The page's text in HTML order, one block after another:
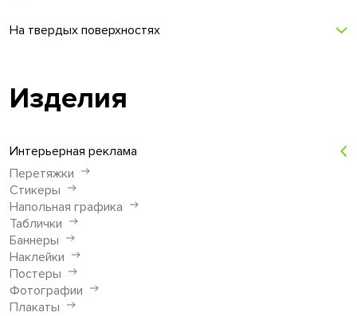
На твердых поверхностях
Изделия
Интерьерная реклама
Перетяжки
Стикеры
Напольная графика
Таблички
Баннеры
Наклейки
Постеры
Фотографии
Плакаты